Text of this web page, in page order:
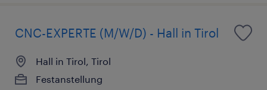
CNC-EXPERTE (M/W/D) - Hall in Tirol
Hall in Tirol, Tirol
Festanstellung